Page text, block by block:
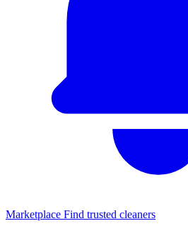
Marketplace Find trusted cleaners